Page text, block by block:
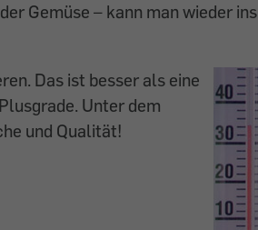
Gemüse – kann man wieder ins
Das ist besser als eine
Unter dem
und Qualität!